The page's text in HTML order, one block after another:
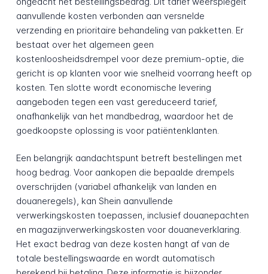
aanvullende kosten verbonden aan versnelde
verzending en prioritaire behandeling van pakketten. Er
bestaat over het algemeen geen
kostenloosheidsdrempel voor deze premium-optie, die
gericht is op klanten voor wie snelheid voorrang heeft op
kosten. Ten slotte wordt economische levering
aangeboden tegen een vast gereduceerd tarief,
onafhankelijk van het mandbedrag, waardoor het de
goedkoopste oplossing is voor patiëntenklanten.
Een belangrijk aandachtspunt betreft bestellingen met
hoog bedrag. Voor aankopen die bepaalde drempels
overschrijden (variabel afhankelijk van landen en
douaneregels), kan Shein aanvullende
verwerkingskosten toepassen, inclusief douanepachten
en magazijnverwerkingskosten voor douaneverklaring.
Het exact bedrag van deze kosten hangt af van de
totale bestellingswaarde en wordt automatisch